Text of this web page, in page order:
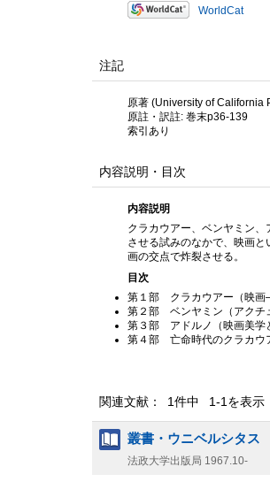
WorldCat
注記
原著 (University of California
原註・訳註: 巻末p36-139
索引あり
内容説明・目次
内容説明
クラカウアー、ベンヤミン
させる試みのなかで、映画
画の交点で炸裂させる。
目次
第１部 クラカウアー（映画
第２部 ベンヤミン（アクチ
第３部 アドルノ（映画美学
第４部 亡命時代のクラカウ
関連文献： 1件中 1-1を表示
叢書・ウニベルシタス
法政大学出版局 1967.10-